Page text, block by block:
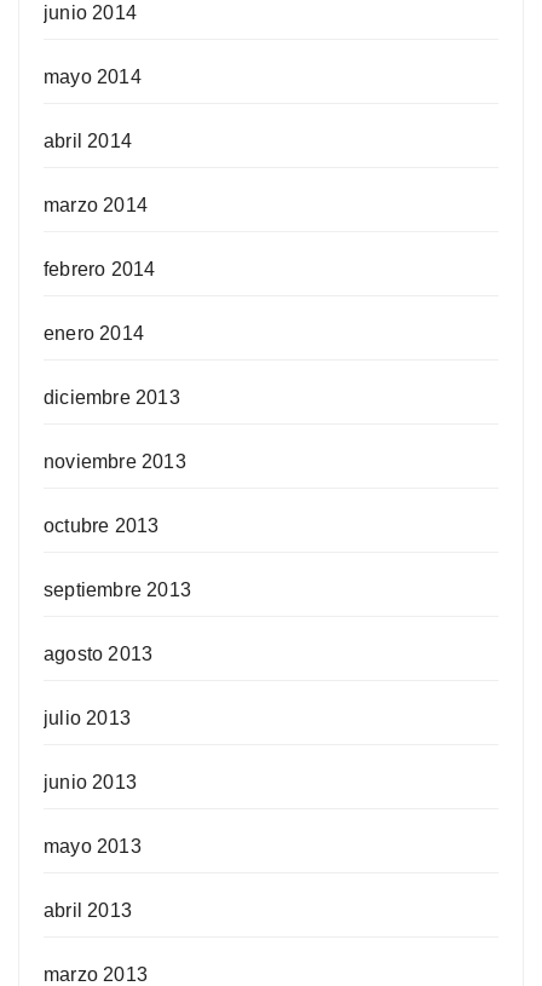
junio 2014
mayo 2014
abril 2014
marzo 2014
febrero 2014
enero 2014
diciembre 2013
noviembre 2013
octubre 2013
septiembre 2013
agosto 2013
julio 2013
junio 2013
mayo 2013
abril 2013
marzo 2013